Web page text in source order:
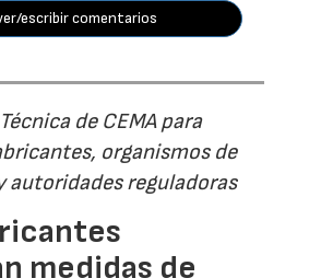
escribir comentarios
de CEMA para
organismos de
autoridades reguladoras
medidas de